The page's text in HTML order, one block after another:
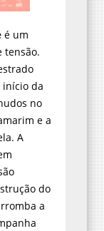
é um
tensão.
início da
no
e a
A
do
a